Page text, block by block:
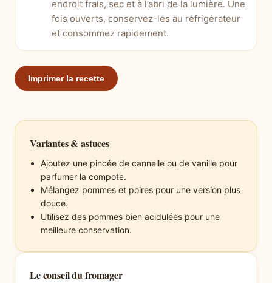
endroit frais, sec et à l’abri de la lumière. Une
fois ouverts, conservez-les au réfrigérateur
et consommez rapidement.
Imprimer la recette
Variantes & astuces
Ajoutez une pincée de cannelle ou de vanille pour
parfumer la compote.
Mélangez pommes et poires pour une version plus
douce.
Utilisez des pommes bien acidulées pour une
meilleure conservation.
Le conseil du fromager